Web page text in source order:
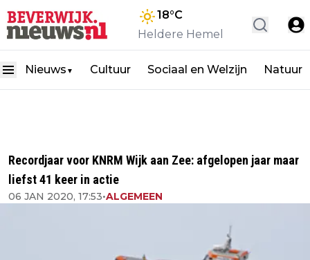
18°C
Heldere Hemel
Nieuws ▼ Cultuur Sociaal en Welzijn Natuur
Recordjaar voor KNRM Wijk aan Zee: afgelopen jaar maar
liefst 41 keer in actie
06 JAN 2020, 17:53•ALGEMEEN